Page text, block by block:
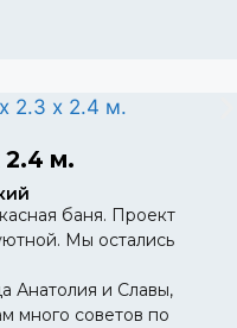
2.4 м.
баня. Проект
Мы остались
Анатолия и Славы,
много советов по